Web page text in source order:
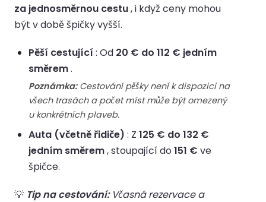
za jednosměrnou cestu, i když ceny mohou
být v době špičky vyšší.
Pěší cestující : Od 20 € do 112 € jedním
směrem.
Poznámka:Cestování pěšky není k dispozici na
všech trasách a počet míst může být omezený
u konkrétních plaveb.
Auta (včetně řidiče) : Z 125 € do 132 €
jedním směrem, stoupající do 151 € ve
špičce.
💡 Tip na cestování:Včasná rezervace a